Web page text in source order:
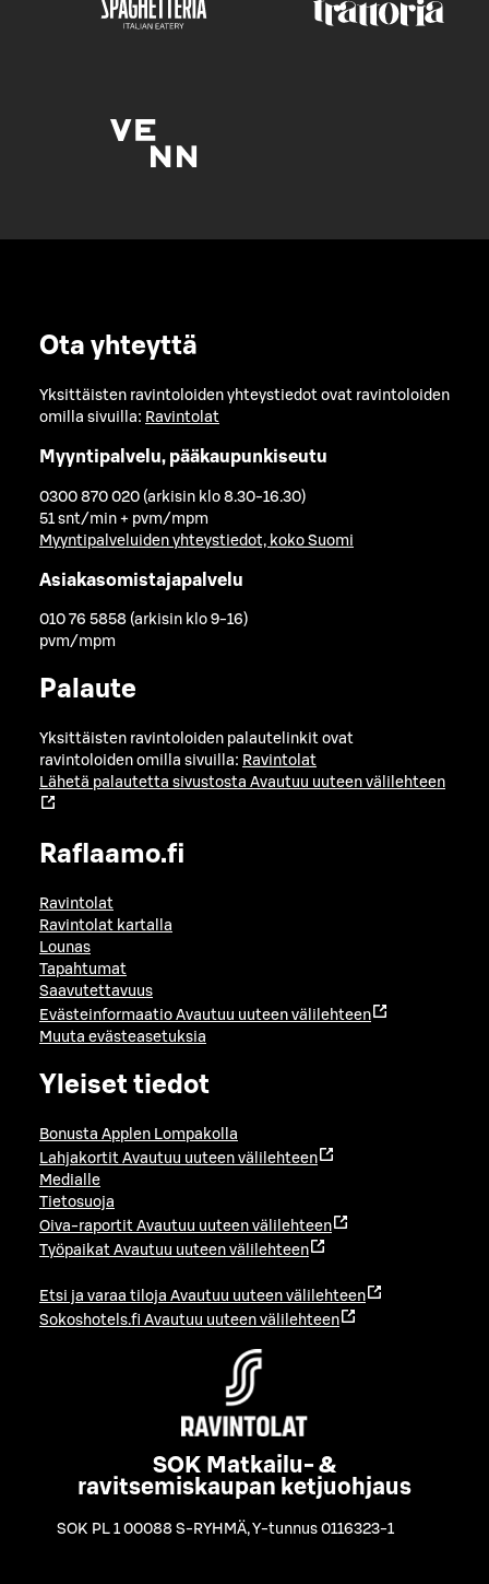
Ota yhteyttä
Yksittäisten ravintoloiden yhteystiedot ovat ravintoloiden
omilla sivuilla: Ravintolat
Myyntipalvelu, pääkaupunkiseutu
0300 870 020 (arkisin klo 8.30-16.30)
51 snt/min + pvm/mpm
Myyntipalveluiden yhteystiedot, koko Suomi
Asiakasomistajapalvelu
010 76 5858 (arkisin klo 9-16)
pvm/mpm
Palaute
Yksittäisten ravintoloiden palautelinkit ovat
ravintoloiden omilla sivuilla: Ravintolat
Lähetä palautetta sivustosta Avautuu uuteen välilehteen
Raflaamo.fi
Ravintolat
Ravintolat kartalla
Lounas
Tapahtumat
Saavutettavuus
Evästeinformaatio Avautuu uuteen välilehteen
Muuta evästeasetuksia
Yleiset tiedot
Bonusta Applen Lompakolla
Lahjakortit Avautuu uuteen välilehteen
Medialle
Tietosuoja
Oiva-raportit Avautuu uuteen välilehteen
Työpaikat Avautuu uuteen välilehteen
Etsi ja varaa tiloja Avautuu uuteen välilehteen
Sokoshotels.fi Avautuu uuteen välilehteen
SOK Matkailu- &
ravitsemiskaupan ketjuohjaus
SOK PL 1 00088 S-RYHMÄ,Y-tunnus 0116323-1